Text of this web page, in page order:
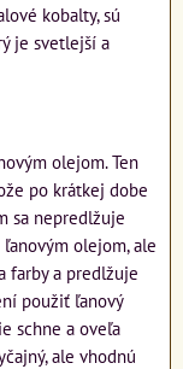
kobalty, sú
je svetlejší a
olejom. Ten
po krátkej dobe
sa nepredlžuje
olejom, ale
farby a predlžuje
použiť ľanový
schne a oveľa
ale vhodnú